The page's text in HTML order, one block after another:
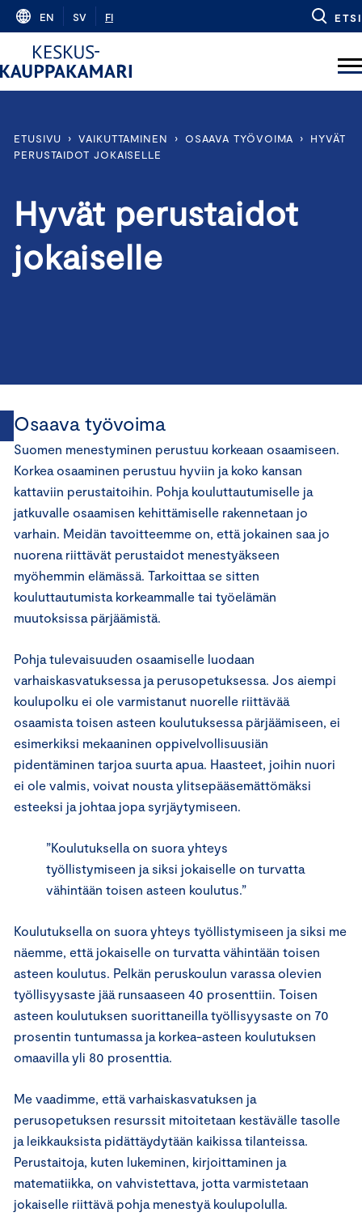
Skip
content
EN SV FI ETSI
ETUSIVU › VAIKUTTAMINEN › OSAAVA TYÖVOIMA ›
HYVÄT
PERUSTAIDOT JOKAISELLE
Hyvät perustaidot
jokaiselle
Osaava työvoima
Suomen menestyminen perustuu korkeaan osaamiseen.
Korkea osaaminen perustuu hyviin ja koko kansan
kattaviin perustaitoihin. Pohja kouluttautumiselle ja
jatkuvalle osaamisen kehittämiselle rakennetaan jo
varhain. Meidän tavoitteemme on, että jokainen saa jo
nuorena riittävät perustaidot menestyäkseen
myöhemmin elämässä. Tarkoittaa se sitten
kouluttautumista korkeammalle tai työelämän
muutoksissa pärjäämistä.
Pohja tulevaisuuden osaamiselle luodaan
varhaiskasvatuksessa ja perusopetuksessa. Jos aiempi
koulupolku ei ole varmistanut nuorelle riittävää
osaamista toisen asteen koulutuksessa pärjäämiseen, ei
esimerkiksi mekaaninen oppivelvollisuusiän
pidentäminen tarjoa suurta apua. Haasteet, joihin nuori
ei ole valmis, voivat nousta ylitsepääsemättömäksi
esteeksi ja johtaa jopa syrjäytymiseen.
”Koulutuksella on suora yhteys
työllistymiseen ja siksi jokaiselle on turvatta
vähintään toisen asteen koulutus.”
Koulutuksella on suora yhteys työllistymiseen ja siksi me
näemme, että jokaiselle on turvatta vähintään toisen
asteen koulutus. Pelkän peruskoulun varassa olevien
työllisyysaste jää runsaaseen 40 prosenttiin. Toisen
asteen koulutuksen suorittaneilla työllisyysaste on 70
prosentin tuntumassa ja korkea-asteen koulutuksen
omaavilla yli 80 prosenttia.
Me vaadimme, että varhaiskasvatuksen ja
perusopetuksen resurssit mitoitetaan kestävälle tasolle
ja leikkauksista pidättäydytään kaikissa tilanteissa.
Perustaitoja, kuten lukeminen, kirjoittaminen ja
matematiikka, on vahvistettava, jotta varmistetaan
jokaiselle riittävä pohja menestyä koulupolulla.